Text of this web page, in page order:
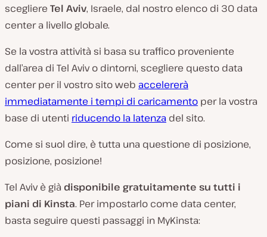
scegliere Tel Aviv, Israele, dal nostro elenco di 30 data
center a livello globale.
Se la vostra attività si basa su traffico proveniente
dall’area di Tel Aviv o dintorni, scegliere questo data
center per il vostro sito web accelererà
immediatamente i tempi di caricamento per la vostra
base di utenti riducendo la latenza del sito.
Come si suol dire, è tutta una questione di posizione,
posizione, posizione!
Tel Aviv è già disponibile gratuitamente su tutti i
piani di Kinsta. Per impostarlo come data center,
basta seguire questi passaggi in MyKinsta: